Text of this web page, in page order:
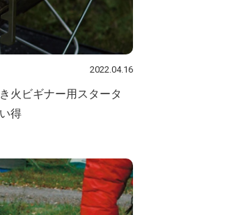
2022.04.16
火ビギナー用スタータ
得